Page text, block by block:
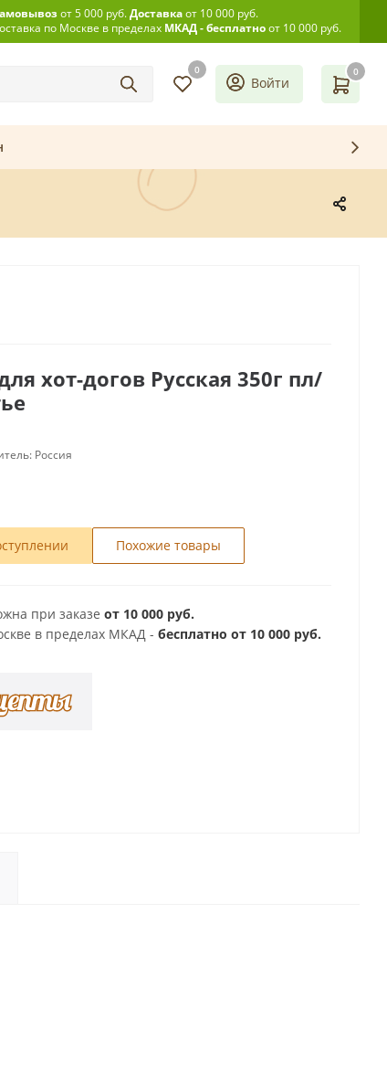
от 5 000 руб.Доставкаот 10 000 руб.
по Москве в пределах МКАД - бесплатноот 10 000 руб.
0 0
Войти
хот-догов Русская 350г пл/
Россия
Похожие товары
при заказе от 10 000 руб.
в пределах МКАД - бесплатно от 10 000 руб.